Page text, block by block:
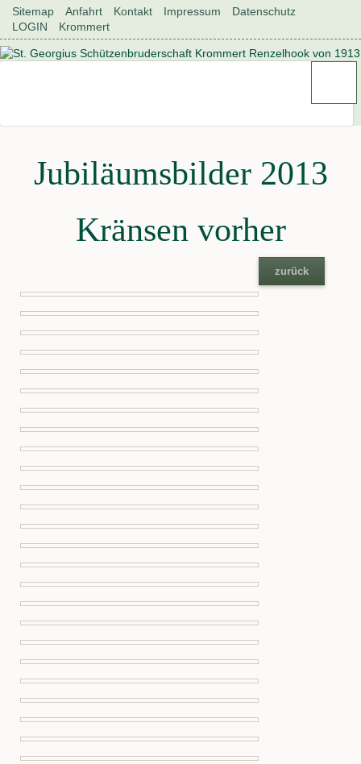
Navigation
überspringen
Sitemap Anfahrt Kontakt Impressum
Datenschutz
LOGIN
Krommert
Jubiläumsbilder 2013
Kränsen vorher
zurück